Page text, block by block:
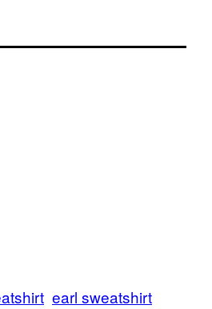
earl sweatshirt